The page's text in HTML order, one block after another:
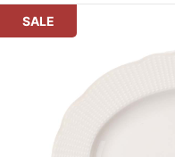
SALE